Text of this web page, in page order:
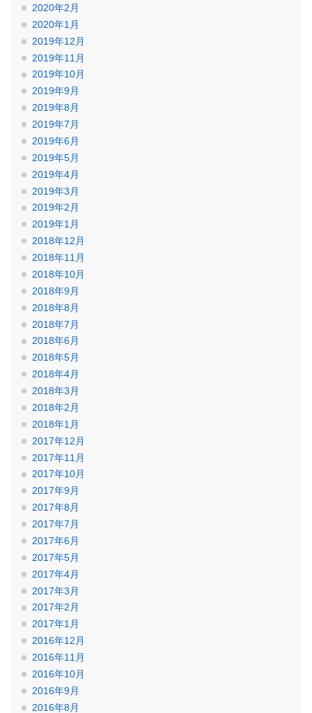
2020年2月
2020年1月
2019年12月
2019年11月
2019年10月
2019年9月
2019年8月
2019年7月
2019年6月
2019年5月
2019年4月
2019年3月
2019年2月
2019年1月
2018年12月
2018年11月
2018年10月
2018年9月
2018年8月
2018年7月
2018年6月
2018年5月
2018年4月
2018年3月
2018年2月
2018年1月
2017年12月
2017年11月
2017年10月
2017年9月
2017年8月
2017年7月
2017年6月
2017年5月
2017年4月
2017年3月
2017年2月
2017年1月
2016年12月
2016年11月
2016年10月
2016年9月
2016年8月